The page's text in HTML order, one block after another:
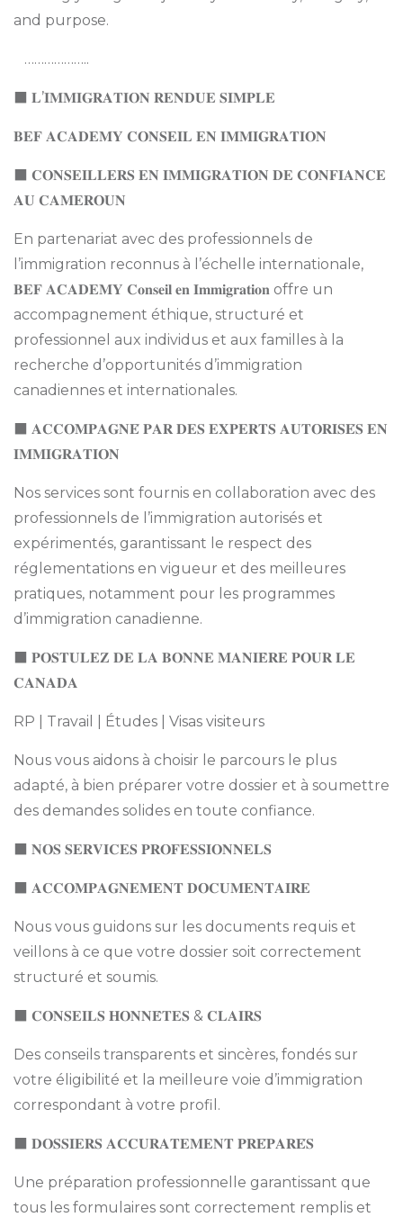
and purpose.
………………..
⬛ 𝐋’𝐈𝐌𝐌𝐈𝐆𝐑𝐀𝐓𝐈𝐎𝐍 𝐑𝐄𝐍𝐃𝐔𝐄 𝐒𝐈𝐌𝐏𝐋𝐄
𝐁𝐄𝐅 𝐀𝐂𝐀𝐃𝐄𝐌𝐘 𝐂𝐎𝐍𝐒𝐄𝐈𝐋 𝐄𝐍 𝐈𝐌𝐌𝐈𝐆𝐑𝐀𝐓𝐈𝐎𝐍
⬛ 𝐂𝐎𝐍𝐒𝐄𝐈𝐋𝐋𝐄𝐑𝐒 𝐄𝐍 𝐈𝐌𝐌𝐈𝐆𝐑𝐀𝐓𝐈𝐎𝐍 𝐃𝐄 𝐂𝐎𝐍𝐅𝐈𝐀𝐍𝐂𝐄
𝐀𝐔 𝐂𝐀𝐌𝐄𝐑𝐎𝐔𝐍
En partenariat avec des professionnels de
l’immigration reconnus à l’échelle internationale,
𝐁𝐄𝐅 𝐀𝐂𝐀𝐃𝐄𝐌𝐘 𝐂𝐨𝐧𝐬𝐞𝐢𝐥 𝐞𝐧 𝐈𝐦𝐦𝐢𝐠𝐫𝐚𝐭𝐢𝐨𝐧 offre un
accompagnement éthique, structuré et
professionnel aux individus et aux familles à la
recherche d’opportunités d’immigration
canadiennes et internationales.
⬛ 𝐀𝐂𝐂𝐎𝐌𝐏𝐀𝐆𝐍𝐄́ 𝐏𝐀𝐑 𝐃𝐄𝐒 𝐄𝐗𝐏𝐄𝐑𝐓𝐒 𝐀𝐔𝐓𝐎𝐑𝐈𝐒𝐄́𝐒 𝐄𝐍
𝐈𝐌𝐌𝐈𝐆𝐑𝐀𝐓𝐈𝐎𝐍
Nos services sont fournis en collaboration avec des
professionnels de l’immigration autorisés et
expérimentés, garantissant le respect des
réglementations en vigueur et des meilleures
pratiques, notamment pour les programmes
d’immigration canadienne.
⬛ 𝐏𝐎𝐒𝐓𝐔𝐋𝐄𝐙 𝐃𝐄 𝐋𝐀 𝐁𝐎𝐍𝐍𝐄 𝐌𝐀𝐍𝐈𝐄̀𝐑𝐄 𝐏𝐎𝐔𝐑 𝐋𝐄
𝐂𝐀𝐍𝐀𝐃𝐀
RP | Travail | Études | Visas visiteurs
Nous vous aidons à choisir le parcours le plus
adapté, à bien préparer votre dossier et à soumettre
des demandes solides en toute confiance.
⬛ 𝐍𝐎𝐒 𝐒𝐄𝐑𝐕𝐈𝐂𝐄𝐒 𝐏𝐑𝐎𝐅𝐄𝐒𝐒𝐈𝐎𝐍𝐍𝐄𝐋𝐒
⬛ 𝐀𝐂𝐂𝐎𝐌𝐏𝐀𝐆𝐍𝐄𝐌𝐄𝐍𝐓 𝐃𝐎𝐂𝐔𝐌𝐄𝐍𝐓𝐀𝐈𝐑𝐄
Nous vous guidons sur les documents requis et
veillons à ce que votre dossier soit correctement
structuré et soumis.
⬛ 𝐂𝐎𝐍𝐒𝐄𝐈𝐋𝐒 𝐇𝐎𝐍𝐍𝐄̂𝐓𝐄𝐒 & 𝐂𝐋𝐀𝐈𝐑𝐒
Des conseils transparents et sincères, fondés sur
votre éligibilité et la meilleure voie d’immigration
correspondant à votre profil.
⬛ 𝐃𝐎𝐒𝐒𝐈𝐄𝐑𝐒 𝐀𝐂𝐂𝐔𝐑𝐀𝐓𝐄𝐌𝐄𝐍𝐓 𝐏𝐑𝐄́𝐏𝐀𝐑𝐄́𝐒
Une préparation professionnelle garantissant que
tous les formulaires sont correctement remplis et